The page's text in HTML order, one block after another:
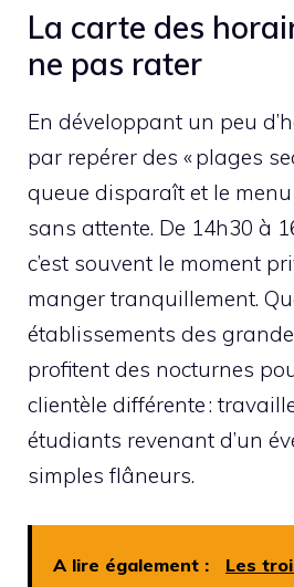
La carte des
ne pas rater
En développant un peu
par repérer des « plages
queue disparaît et le
sans attente. De 14h30 à
c’est souvent le moment
manger tranquillement.
établissements des
profitent des nocturnes
clientèle différente :
étudiants revenant d’un
simples flâneurs.
A lire également :
Les